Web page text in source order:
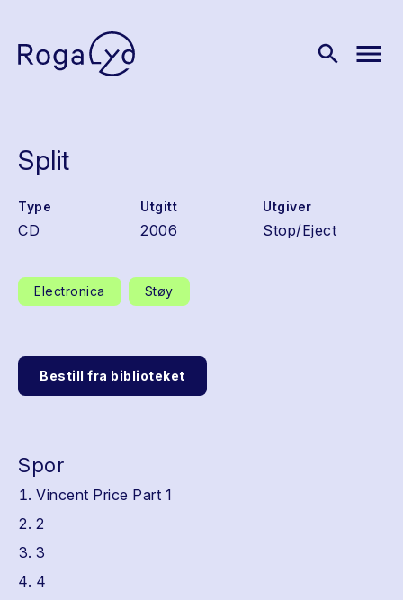
search menu
Split
Type
CD
Utgitt
2006
Utgiver
Stop/Eject
Electronica Støy
Bestill fra biblioteket
Spor
Vincent Price Part 1
2
3
4